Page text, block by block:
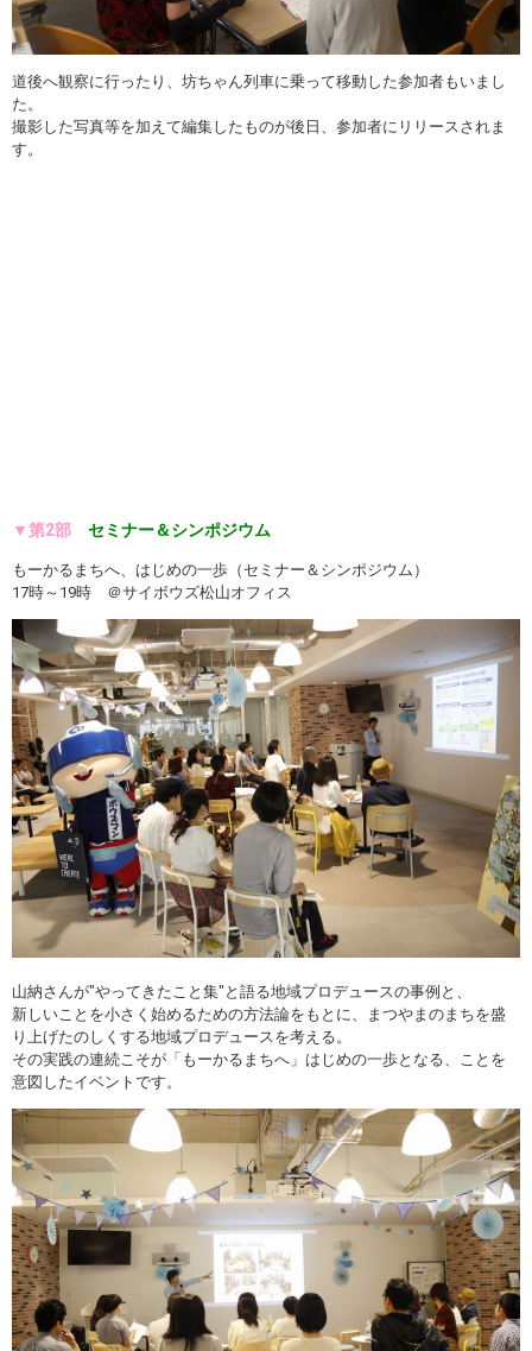
道後へ観察に行ったり、坊ちゃん列車に乗って移動した参加者もいまし
た。
撮影した写真等を加えて編集したものが後日、参加者にリリースされま
す。
▼第2部 セミナー＆シンポジウム
もーかるまちへ、はじめの一歩（セミナー＆シンポジウム）
17時～19時 ＠サイボウズ松山オフィス
山納さんが"やってきたこと集"と語る地域プロデュースの事例と、
新しいことを小さく始めるための方法論をもとに、まつやまのまちを盛
り上げたのしくする地域プロデュースを考える。
その実践の連続こそが「もーかるまちへ」はじめの一歩となる、ことを
意図したイベントです。